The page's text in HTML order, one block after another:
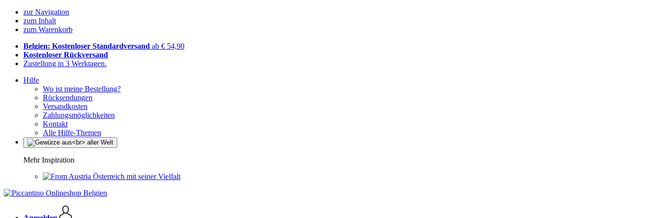
zur Navigation
zum Inhalt
zum Warenkorb
Belgien: Kostenloser Standardversand ab € 54,90
Kostenloser Rückversand
Zustellung in 3 Werktagen.
Hilfe
Wo ist meine Bestellung?
Rücksendungen
Versandkosten
Zahlungsmöglichkeiten
Kontakt
Alle Hilfe-Themen
Mehr Inspiration
Österreich mit seiner Vielfalt